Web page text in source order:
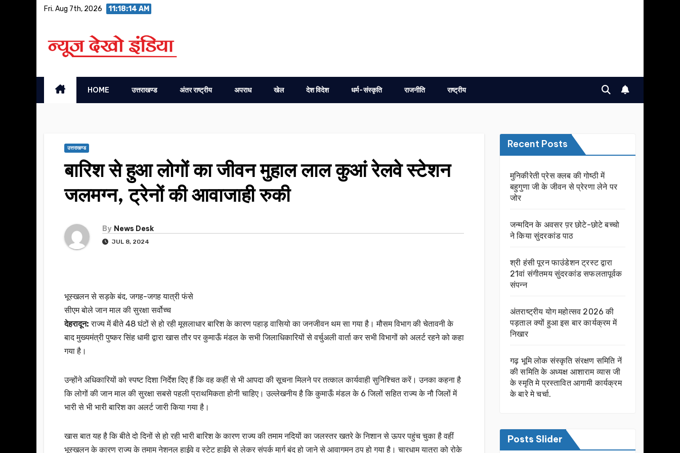
Fri. Aug 7th, 2026 11:18:15 AM
HOME उत्तराखण्ड अंतर राष्ट्रीय अपराध खेल देश विदेश धर्म-संस्कृति राजनीति राष्ट्रीय
उत्तराखण्ड
बारिश से हुआ लोगों का जीवन मुहाल लाल कुआं रेलवे स्टेशन
जलमग्न, ट्रेनों की आवाजाही रुकी
By News Desk
JUL 8, 2024
भूस्खलन से सड़के बंद, जगह-जगह यात्री फंसे
सीएम बोले जान माल की सुरक्षा सर्वोच्च
देहरादून: राज्य में बीते 48 घंटों से हो रही मूसलाधार बारिश के कारण पहाड़ वासियो का जनजीवन थम सा गया है। मौसम विभाग की चेतावनी के
बाद मुख्यमंत्री पुष्कर सिंह धामी द्वारा खास तौर पर कुमाऊँ मंडल के सभी जिलाधिकारियों से वर्चुअली वार्ता कर सभी विभागों को अलर्ट रहने को कहा
गया है।
उन्होंने अधिकारियों को स्पष्ट दिशा निर्देश दिए हैं कि वह कहीं से भी आपदा की सूचना मिलने पर तत्काल कार्यवाही सुनिश्चित करें। उनका कहना है
कि लोगों की जान माल की सुरक्षा सबसे पहली प्राथमिकता होनी चाहिए। उल्लेखनीय है कि कुमाऊँ मंडल के 6 जिलों सहित राज्य के नौ जिलों में
भारी से भी भारी बारिश का अलर्ट जारी किया गया है।
खास बात यह है कि बीते दो दिनों से हो रही भारी बारिश के कारण राज्य की तमाम नदियों का जलस्तर खतरे के निशान से ऊपर पहुंच चुका है वहीं
भूस्खलन के कारण राज्य के तमाम नेशनल हाईवे व स्टेट हाईवे से लेकर संपर्क मार्ग बंद हो जाने से आवागमन ठप हो गया है। चारधाम यात्रा को रोके
Recent Posts
मुनिकीरेती प्रेस क्लब की गोष्ठी में
बहुगुणा जी के जीवन से प्रेरणा लेने पर
जोर
जन्मदिन के अवसर प़र छोटे-छोटे बच्चो
ने किया सुंदरकांड पाठ
श्री हंसी पूरन फाउंडेशन ट्रस्ट द्वारा
21वां संगीतमय सुंदरकांड सफलतापूर्वक
संपन्न
अंतराष्ट्रीय योग महोत्सव 2026 की
पड़ताल क्यों हुआ इस बार कार्यक्रम में
निखार
गढ़ भूमि लोक संस्कृति संरक्षण समिति नें
की समिति के अध्यक्ष आशाराम व्यास जी
के स्मृति मे प्रस्तावित आगामी कार्यक्रम
के बारे मे चर्चा.
Posts Slider